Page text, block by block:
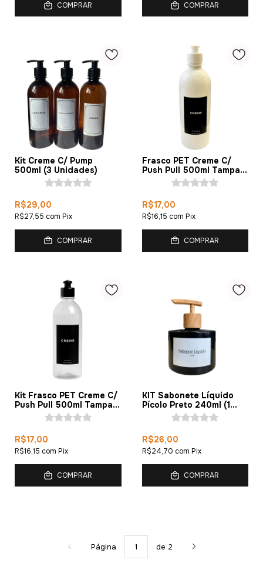
COMPRAR COMPRAR
Kit Creme C/ Pump
500ml (3 Unidades)
R$29,00
R$27,55 com Pix
COMPRAR
Frasco PET Creme C/
Push Pull 500ml Tampa
Branca (1 Peça)
R$17,00
R$16,15 com Pix
COMPRAR
Kit Frasco PET Creme C/
Push Pull 500ml Tampa
Preta (1 Peça)
R$17,00
R$16,15 com Pix
COMPRAR
KIT Sabonete Líquido
Pícolo Preto 240ml (1
Unidade)
R$26,00
R$24,70 com Pix
COMPRAR
Página de 2